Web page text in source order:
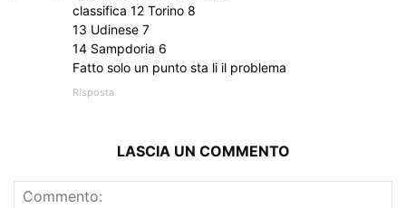
classifica 12 Torino 8
13 Udinese 7
14 Sampdoria 6
Fatto solo un punto sta li il problema
Risposta
LASCIA UN COMMENTO